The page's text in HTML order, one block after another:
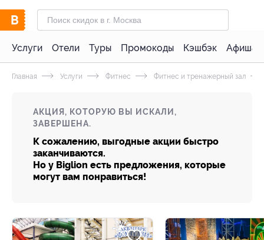
Услуги Отели Туры Промокоды Кэшбэк Афиша
Главная Услуги Фитнес Фитнес и тренажерный зал
АКЦИЯ, КОТОРУЮ ВЫ ИСКАЛИ,
ЗАВЕРШЕНА.
К сожалению, выгодные акции быстро
заканчиваются.
Но у Biglion есть предложения, которые
могут вам понравиться!